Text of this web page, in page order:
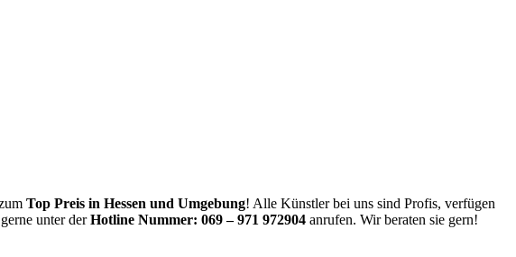
Top Preis in Hessen und Umgebung! Alle Künstler bei uns sind Profis, verfügen
unter derHotline Nummer: 069 – 971 972904 anrufen. Wir beraten sie gern!